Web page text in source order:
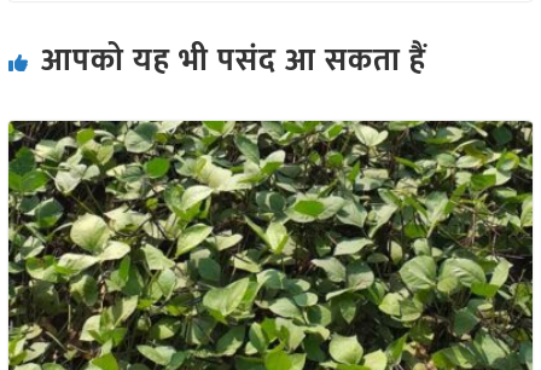
आपको यह भी पसंद आ सकता हैं